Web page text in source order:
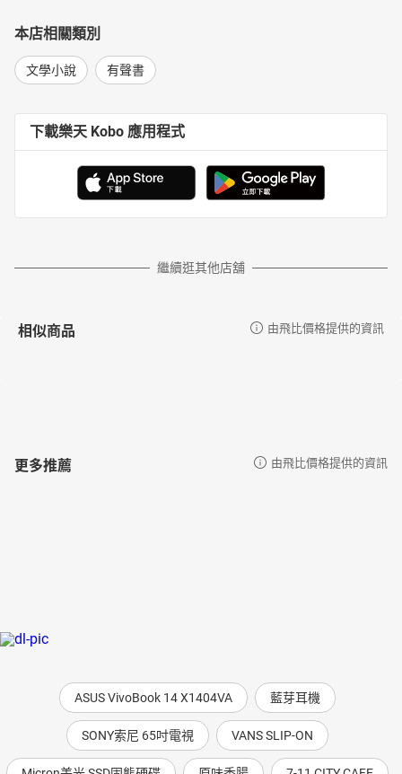
本店相關類別
文學小說 有聲書
下載樂天 Kobo 應用程式
繼續逛其他店舖
相似商品 由飛比價格提供的資訊
更多推薦 由飛比價格提供的資訊
ASUS VivoBook 14 X1404VA 藍芽耳機
SONY索尼 65吋電視 VANS SLIP-ON